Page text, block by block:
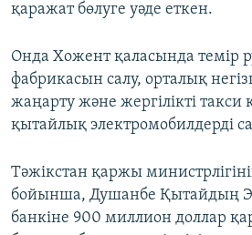
қаражат бөлуге уәде еткен.
Онда Хожент қаласында темір
фабрикасын салу, орталық
жаңарту және жергілікті такси
қытайлық электромобилдерді
Тәжікстан қаржы
бойынша, Душанбе Қытайдың
банкіне 900 миллион доллар